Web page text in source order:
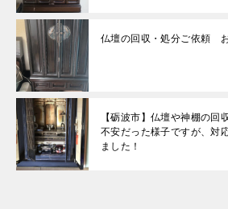
仏壇の回収・処分ご依頼
【砺波市】仏壇や神棚の
不安だった様子ですが、対
ました！